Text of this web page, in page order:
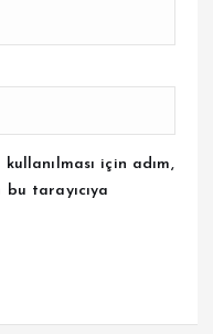
için adım,
tarayıcıya